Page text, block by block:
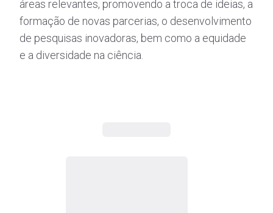
áreas relevantes, promovendo a troca de ideias, a
formação de novas parcerias, o desenvolvimento
de pesquisas inovadoras, bem como a equidade
e a diversidade na ciência.